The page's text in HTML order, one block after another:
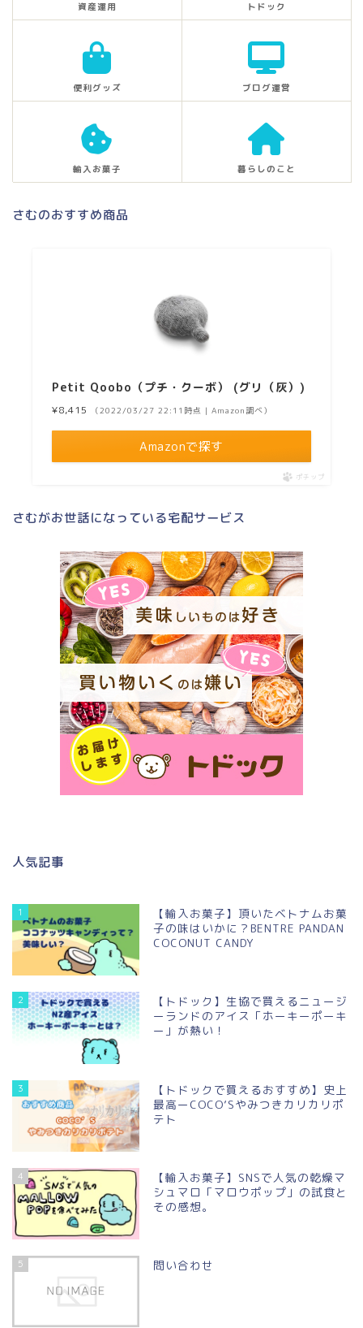
資産運用 トドック
便利グッズ ブログ運営
輸入お菓子 暮らしのこと
さむのおすすめ商品
Petit Qoobo（プチ・クーボ） (グリ（灰）)
¥8,415 （2022/03/27 22:11時点 | Amazon調べ）
Amazonで探す
ポチップ
さむがお世話になっている宅配サービス
人気記事
1
【輸入お菓子】頂いたベトナムお菓
子の味はいかに？BENTRE PANDAN
COCONUT CANDY
2
【トドック】生協で買えるニュージ
ーランドのアイス「ホーキーポーキ
ー」が熱い！
3
【トドックで買えるおすすめ】史上
最高ーCOCO’Sやみつきカリカリポ
テト
4
【輸入お菓子】SNSで人気の乾燥マ
シュマロ「マロウポップ」の試食と
その感想。
5 問い合わせ